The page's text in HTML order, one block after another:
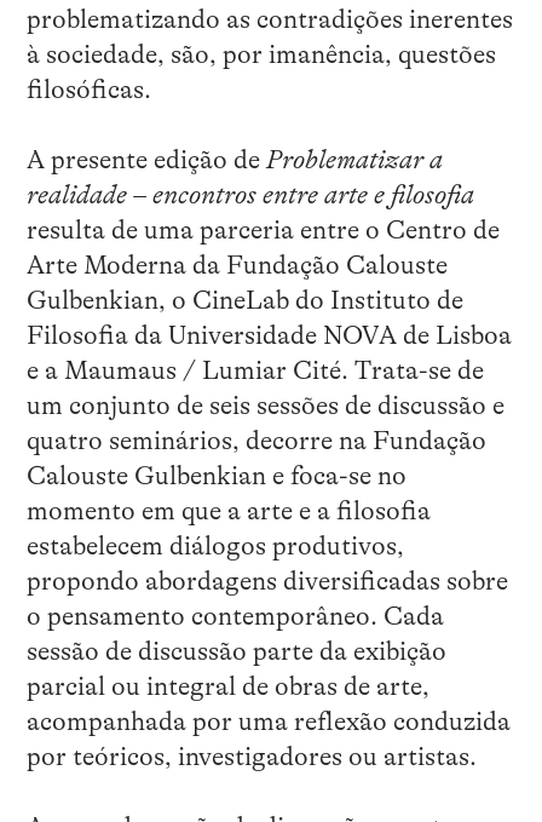
problematizando as contradições inerentes
à sociedade, são, por imanência, questões
filosóficas.
A presente edição de Problematizar a
realidade – encontros entre arte e filosofia
resulta de uma parceria entre o Centro de
Arte Moderna da Fundação Calouste
Gulbenkian, o CineLab do Instituto de
Filosofia da Universidade NOVA de Lisboa
e a Maumaus / Lumiar Cité. Trata-se de
um conjunto de seis sessões de discussão e
quatro seminários, decorre na Fundação
Calouste Gulbenkian e foca-se no
momento em que a arte e a filosofia
estabelecem diálogos produtivos,
propondo abordagens diversificadas sobre
o pensamento contemporâneo. Cada
sessão de discussão parte da exibição
parcial ou integral de obras de arte,
acompanhada por uma reflexão conduzida
por teóricos, investigadores ou artistas.